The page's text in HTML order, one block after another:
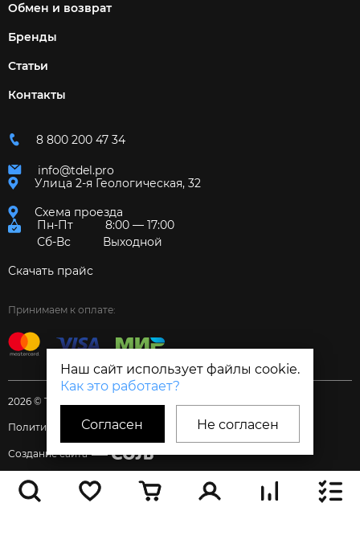
Наш сайт использует файлы cookie.
Как это работает?
Согласен Не согласен
Обмен и возврат
Бренды
Статьи
Контакты
8 800 200 47 34
info@tdel.pro
Улица 2-я Геологическая, 32
Схема проезда
Пн-Пт
8:00 — 17:00
Сб-Вс
Выходной
Скачать прайс
Принимаем к оплате:
2026 © Торговый дом «Электрум»
Политика и Согласия
Создание сайта